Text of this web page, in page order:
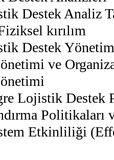
Analiz
kırılım
Destek
ve
Lojistik Destek
Politikaları
Etkinliliği